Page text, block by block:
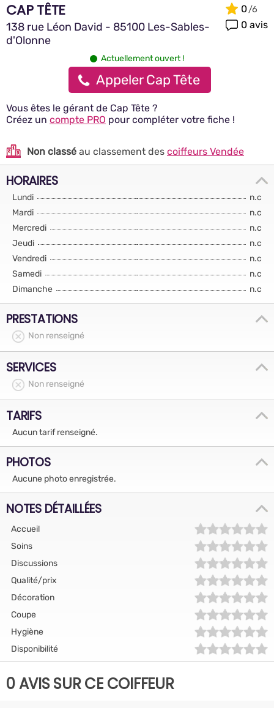
CAP TÊTE
138 rue Léon David - 85100 Les-Sables-
d'Olonne
0
0 avis
Actuellement ouvert !
Appeler Cap Tête
Vous êtes le gérant de Cap Tête ?
Créez un compte PRO pour compléter votre fiche !
Non classé au classement des coiffeurs Vendée
HORAIRES
Lundi
n.c
Mardi
n.c
Mercredi
n.c
Jeudi
n.c
Vendredi
n.c
Samedi
n.c
Dimanche
n.c
PRESTATIONS
Non renseigné
SERVICES
Non renseigné
TARIFS
Aucun tarif renseigné.
PHOTOS
Aucune photo enregistrée.
NOTES DÉTAILLÉES
Accueil
Soins
Discussions
Qualité/prix
Décoration
Coupe
Hygiène
Disponibilité
0 AVIS SUR CE COIFFEUR